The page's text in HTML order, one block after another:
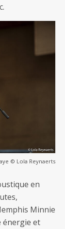
© Lola Reynaerts
en
Minnie
énergie et